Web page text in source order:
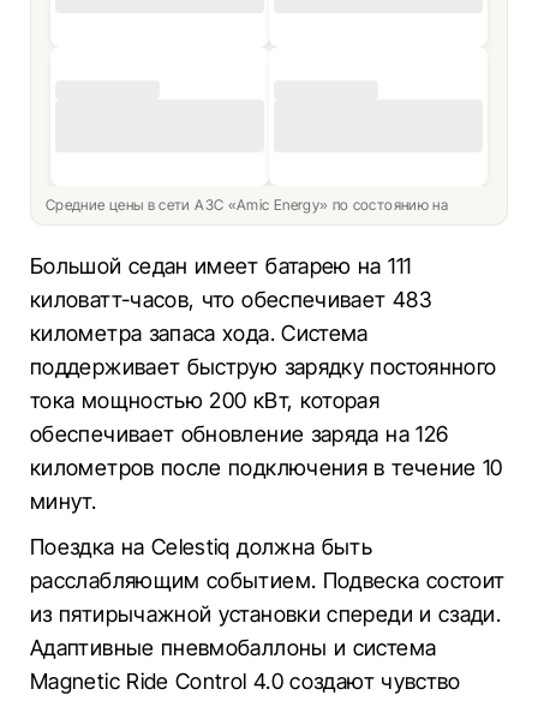
Средние цены в сети АЗС «Amic Energy» по состоянию на
Большой седан имеет батарею на 111
киловатт-часов, что обеспечивает 483
километра запаса хода. Система
поддерживает быструю зарядку постоянного
тока мощностью 200 кВт, которая
обеспечивает обновление заряда на 126
километров после подключения в течение 10
минут.
Поездка на Celestiq должна быть
расслабляющим событием. Подвеска состоит
из пятирычажной установки спереди и сзади.
Адаптивные пневмобаллоны и система
Magnetic Ride Control 4.0 создают чувство